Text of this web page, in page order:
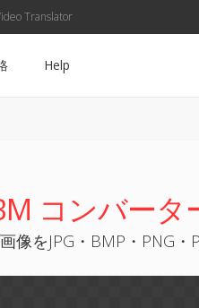
Translator
Help
コンバータ
像をJPG・BMP・PNG